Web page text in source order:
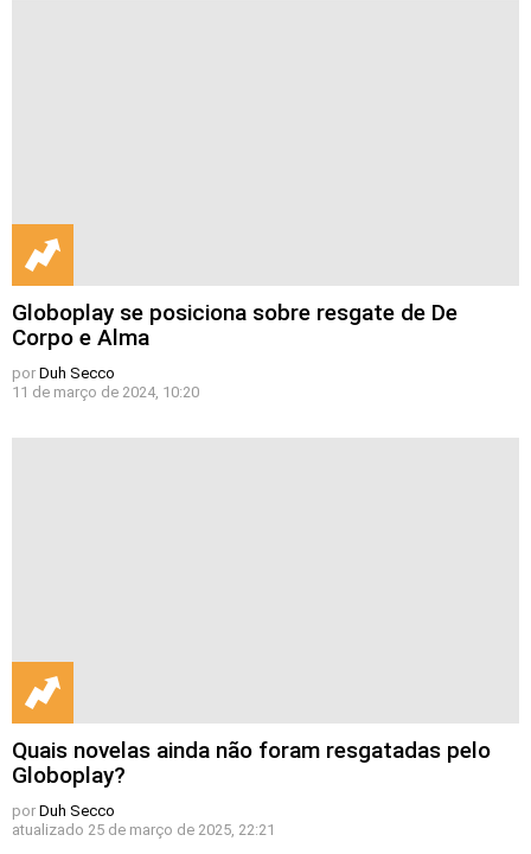
Globoplay se posiciona sobre resgate de De
Corpo e Alma
por Duh Secco
11 de março de 2024, 10:20
Quais novelas ainda não foram resgatadas pelo
Globoplay?
por Duh Secco
atualizado 25 de março de 2025, 22:21